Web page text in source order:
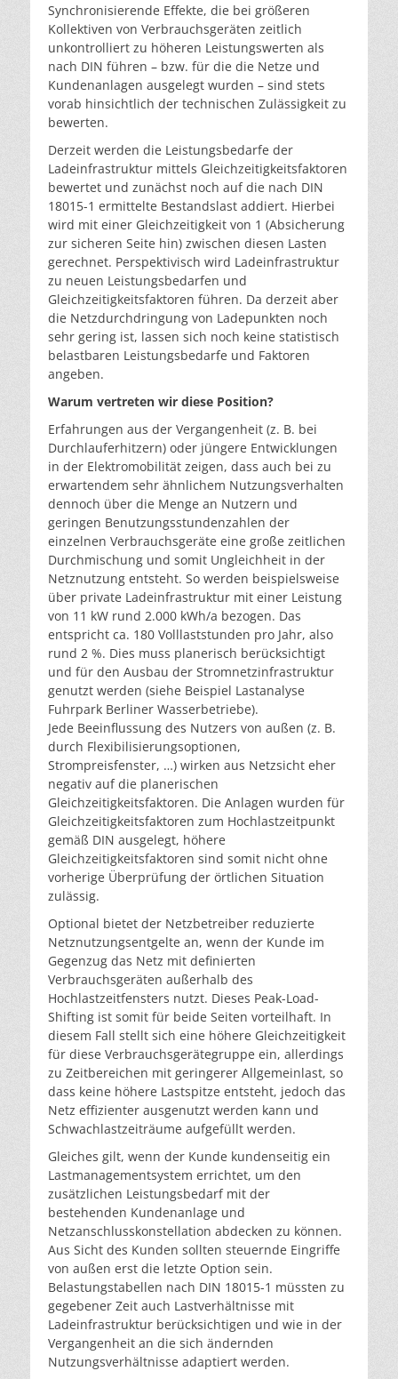
Synchronisierende Effekte, die bei größeren
Kollektiven von Verbrauchsgeräten zeitlich
unkontrolliert zu höheren Leistungswerten als
nach DIN führen – bzw. für die die Netze und
Kundenanlagen ausgelegt wurden – sind stets
vorab hinsichtlich der technischen Zulässigkeit zu
bewerten.
Derzeit werden die Leistungsbedarfe der
Ladeinfrastruktur mittels Gleichzeitigkeitsfaktoren
bewertet und zunächst noch auf die nach DIN
18015-1 ermittelte Bestandslast addiert. Hierbei
wird mit einer Gleichzeitigkeit von 1 (Absicherung
zur sicheren Seite hin) zwischen diesen Lasten
gerechnet. Perspektivisch wird Ladeinfrastruktur
zu neuen Leistungsbedarfen und
Gleichzeitigkeitsfaktoren führen. Da derzeit aber
die Netzdurchdringung von Ladepunkten noch
sehr gering ist, lassen sich noch keine statistisch
belastbaren Leistungsbedarfe und Faktoren
angeben.
Warum vertreten wir diese Position?
Erfahrungen aus der Vergangenheit (z. B. bei
Durchlauferhitzern) oder jüngere Entwicklungen
in der Elektromobilität zeigen, dass auch bei zu
erwartendem sehr ähnlichem Nutzungsverhalten
dennoch über die Menge an Nutzern und
geringen Benutzungsstundenzahlen der
einzelnen Verbrauchsgeräte eine große zeitlichen
Durchmischung und somit Ungleichheit in der
Netznutzung entsteht. So werden beispielsweise
über private Ladeinfrastruktur mit einer Leistung
von 11 kW rund 2.000 kWh/a bezogen. Das
entspricht ca. 180 Volllaststunden pro Jahr, also
rund 2 %. Dies muss planerisch berücksichtigt
und für den Ausbau der Stromnetzinfrastruktur
genutzt werden (siehe Beispiel Lastanalyse
Fuhrpark Berliner Wasserbetriebe).
Jede Beeinflussung des Nutzers von außen (z. B.
durch Flexibilisierungsoptionen,
Strompreisfenster, …) wirken aus Netzsicht eher
negativ auf die planerischen
Gleichzeitigkeitsfaktoren. Die Anlagen wurden für
Gleichzeitigkeitsfaktoren zum Hochlastzeitpunkt
gemäß DIN ausgelegt, höhere
Gleichzeitigkeitsfaktoren sind somit nicht ohne
vorherige Überprüfung der örtlichen Situation
zulässig.
Optional bietet der Netzbetreiber reduzierte
Netznutzungsentgelte an, wenn der Kunde im
Gegenzug das Netz mit definierten
Verbrauchsgeräten außerhalb des
Hochlastzeitfensters nutzt. Dieses Peak-Load-
Shifting ist somit für beide Seiten vorteilhaft. In
diesem Fall stellt sich eine höhere Gleichzeitigkeit
für diese Verbrauchsgerätegruppe ein, allerdings
zu Zeitbereichen mit geringerer Allgemeinlast, so
dass keine höhere Lastspitze entsteht, jedoch das
Netz effizienter ausgenutzt werden kann und
Schwachlastzeiträume aufgefüllt werden.
Gleiches gilt, wenn der Kunde kundenseitig ein
Lastmanagementsystem errichtet, um den
zusätzlichen Leistungsbedarf mit der
bestehenden Kundenanlage und
Netzanschlusskonstellation abdecken zu können.
Aus Sicht des Kunden sollten steuernde Eingriffe
von außen erst die letzte Option sein.
Belastungstabellen nach DIN 18015-1 müssten zu
gegebener Zeit auch Lastverhältnisse mit
Ladeinfrastruktur berücksichtigen und wie in der
Vergangenheit an die sich ändernden
Nutzungsverhältnisse adaptiert werden.